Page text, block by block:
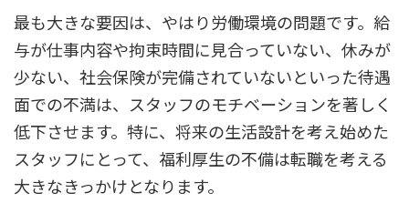
最も大きな要因は、やはり労働環境の問題です。給
与が仕事内容や拘束時間に見合っていない、休みが
少ない、社会保険が完備されていないといった待遇
面での不満は、スタッフのモチベーションを著しく
低下させます。特に、将来の生活設計を考え始めた
スタッフにとって、福利厚生の不備は転職を考える
大きなきっかけとなります。